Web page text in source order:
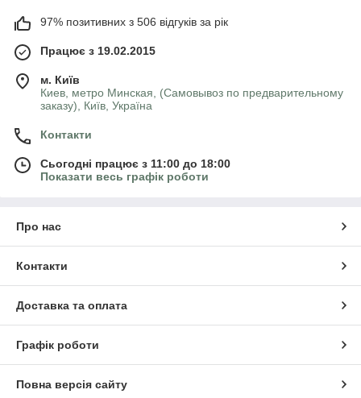
97% позитивних з 506 відгуків за рік
Працює з 19.02.2015
м. Київ
Киев, метро Минская, (Самовывоз по предварительному
заказу), Київ, Україна
Контакти
Сьогодні працює з 11:00 до 18:00
Показати весь графік роботи
Про нас
Контакти
Доставка та оплата
Графік роботи
Повна версія сайту